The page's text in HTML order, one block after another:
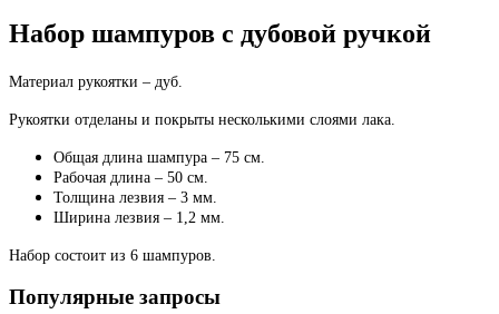
Набор шампуров с дубовой ручкой
Материал рукоятки – дуб.
Рукоятки отделаны и покрыты несколькими слоями лака.
Общая длина шампура – 75 см.
Рабочая длина – 50 см.
Толщина лезвия – 3 мм.
Ширина лезвия – 1,2 мм.
Набор состоит из 6 шампуров.
Популярные запросы